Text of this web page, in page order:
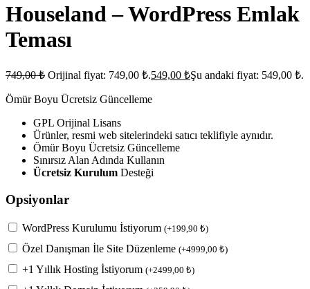
Houseland – WordPress Emlak
Teması
749,00₺ Orijinal fiyat: 749,00 ₺.549,00 ₺Şu andaki fiyat: 549,00 ₺.
Ömür Boyu Ücretsiz Güncelleme
GPL Orijinal Lisans
Ürünler, resmi web sitelerindeki satıcı teklifiyle aynıdır.
Ömür Boyu Ücretsiz Güncelleme
Sınırsız Alan Adında Kullanın
Ücretsiz Kurulum Desteği
Opsiyonlar
WordPress Kurulumu İstiyorum (+199,90 ₺)
Özel Danışman İle Site Düzenleme (+4999,00 ₺)
+1 Yıllık Hosting İstiyorum (+2499,00 ₺)